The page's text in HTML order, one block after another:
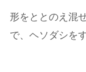
形をととのえ混
で、ヘソダシを